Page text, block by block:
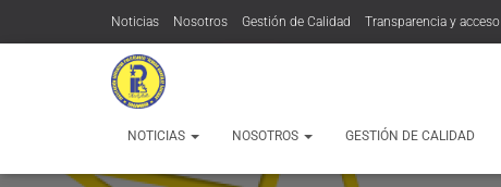
Noticias Nosotros Gestión de Calidad Transparencia y
Contratación:
NOTICIAS NOSOTROS GESTIÓN DE CALIDAD